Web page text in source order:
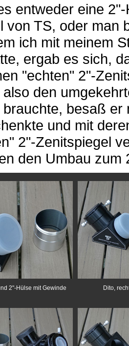
entweder eine
von TS, oder man
ich mit meinem
ergab es sich,
"echten" 2"-
den
besaß er
und mit
2"-Zenitspiegel
den Umbau zum
2"-Hülse mit Gewinde Dito,